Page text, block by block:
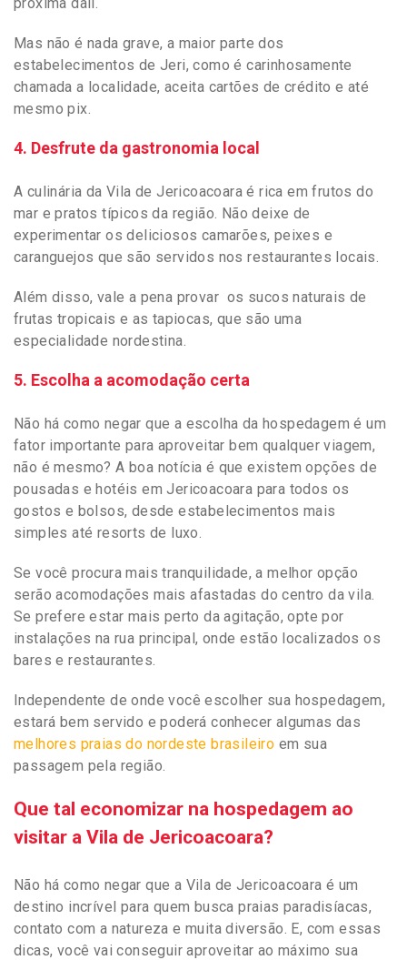
Mas não é nada grave, a maior parte dos
estabelecimentos de Jeri, como é carinhosamente
chamada a localidade, aceita cartões de crédito e até
mesmo pix.
4. Desfrute da gastronomia local
A culinária da Vila de Jericoacoara é rica em frutos do
mar e pratos típicos da região. Não deixe de
experimentar os deliciosos camarões, peixes e
caranguejos que são servidos nos restaurantes locais.
Além disso, vale a pena provar os sucos naturais de
frutas tropicais e as tapiocas, que são uma
especialidade nordestina.
5. Escolha a acomodação certa
Não há como negar que a escolha da hospedagem é um
fator importante para aproveitar bem qualquer viagem,
não é mesmo? A boa notícia é que existem opções de
pousadas e hotéis em Jericoacoara para todos os
gostos e bolsos, desde estabelecimentos mais
simples até resorts de luxo.
Se você procura mais tranquilidade, a melhor opção
serão acomodações mais afastadas do centro da vila.
Se prefere estar mais perto da agitação, opte por
instalações na rua principal, onde estão localizados os
bares e restaurantes.
Independente de onde você escolher sua hospedagem,
estará bem servido e poderá conhecer algumas das
melhores praias do nordeste brasileiro em sua
passagem pela região.
Que tal economizar na hospedagem ao
visitar a Vila de Jericoacoara?
Não há como negar que a Vila de Jericoacoara é um
destino incrível para quem busca praias paradisíacas,
contato com a natureza e muita diversão. E, com essas
dicas, você vai conseguir aproveitar ao máximo sua